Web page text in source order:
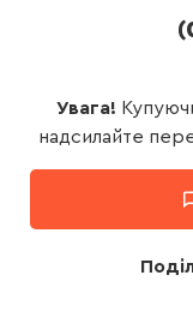
Увага!
надсилайте